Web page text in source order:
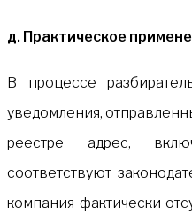
д. Практическое
В процессе
уведомления,
реестре адрес,
соответствуют
компания фактически